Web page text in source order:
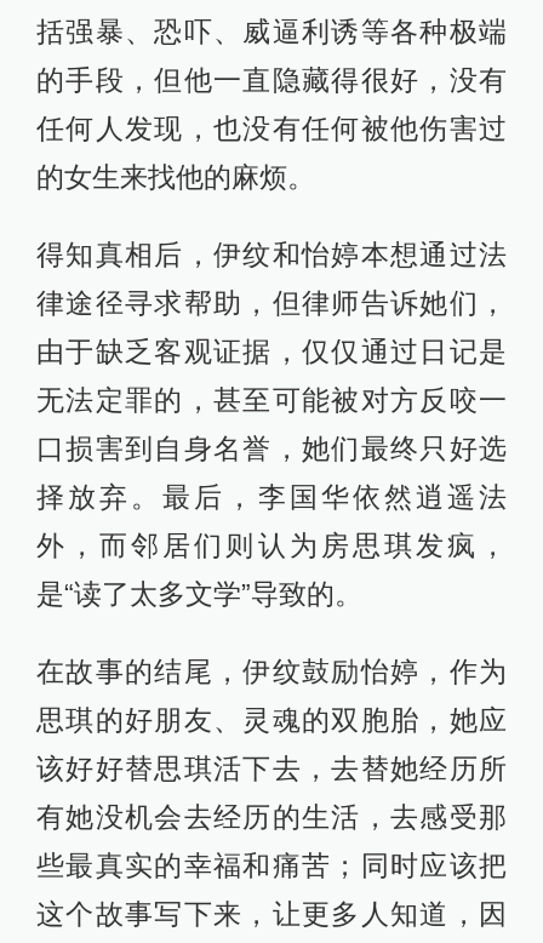
括强暴、恐吓、威逼利诱等各种极端
的手段，但他一直隐藏得很好，没有
任何人发现，也没有任何被他伤害过
的女生来找他的麻烦。
得知真相后，伊纹和怡婷本想通过法
律途径寻求帮助，但律师告诉她们，
由于缺乏客观证据，仅仅通过日记是
无法定罪的，甚至可能被对方反咬一
口损害到自身名誉，她们最终只好选
择放弃。最后，李国华依然逍遥法
外，而邻居们则认为房思琪发疯，
是“读了太多文学”导致的。
在故事的结尾，伊纹鼓励怡婷，作为
思琪的好朋友、灵魂的双胞胎，她应
该好好替思琪活下去，去替她经历所
有她没机会去经历的生活，去感受那
些最真实的幸福和痛苦；同时应该把
这个故事写下来，让更多人知道，因